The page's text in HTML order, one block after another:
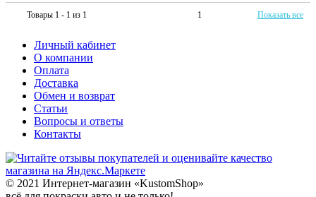
Товары 1 - 1 из 1 1 Показать все
Личный кабинет
О компании
Оплата
Доставка
Обмен и возврат
Статьи
Вопросы и ответы
Контакты
© 2021 Интернет-магазин «KustomShop»